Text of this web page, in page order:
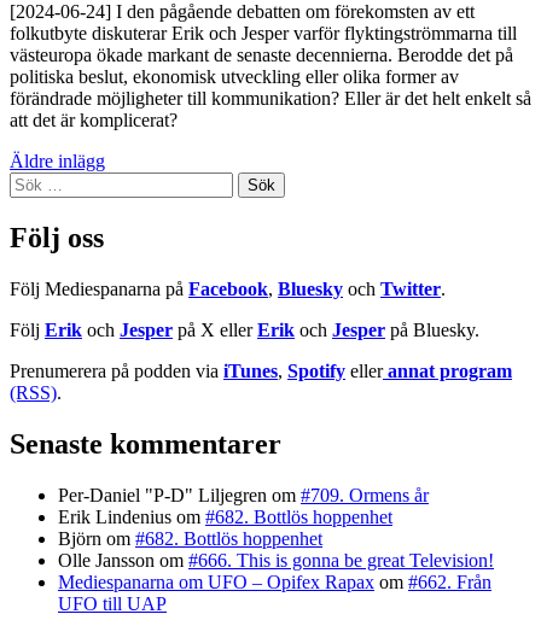
[2024-06-24] I den pågående debatten om förekomsten av ett
folkutbyte diskuterar Erik och Jesper varför flyktingströmmarna till
västeuropa ökade markant de senaste decennierna. Berodde det på
politiska beslut, ekonomisk utveckling eller olika former av
förändrade möjligheter till kommunikation? Eller är det helt enkelt så
att det är komplicerat?
Inläggsnavigering
Äldre inlägg
Sök
efter:
Följ oss
Följ Mediespanarna på Facebook, Bluesky och Twitter.
Följ Erik och Jesper på X ellerErik och Jesper på Bluesky.
Prenumerera på podden via iTunes, Spotify eller annat program
(RSS).
Senaste kommentarer
Per-Daniel "P-D" Liljegren om #709. Ormens år
Erik Lindenius om #682. Bottlös hoppenhet
Björn om #682. Bottlös hoppenhet
Olle Jansson om #666. This is gonna be great Television!
Mediespanarna om UFO – Opifex Rapax om #662. Från
UFO till UAP